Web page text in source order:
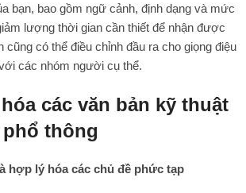
bạn, bao gồm ngữ cảnh, định dạng và mức
lượng thời gian cần thiết để nhận được
cũng có thể điều chỉnh đầu ra cho giọng điệu
các nhóm người cụ thể.
các văn bản kỹ thuật
thông
hợp lý hóa các chủ đề phức tạp